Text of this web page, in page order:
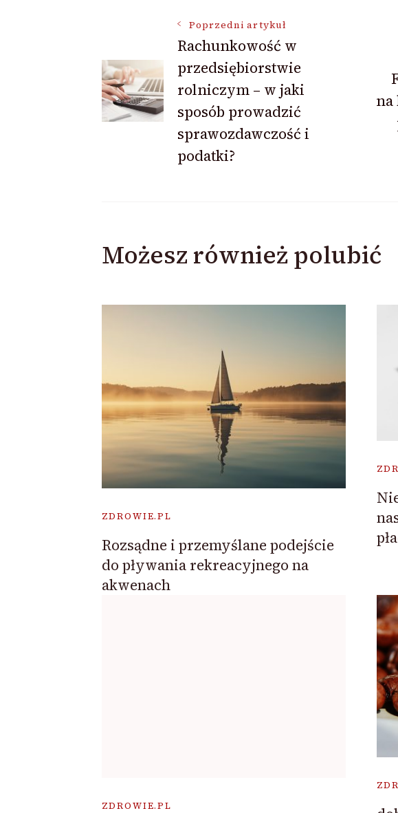
Nawigacja
wpisu
Poprzedni artykuł
Rachunkowość w
przedsiębiorstwie
rolniczym – w jaki
sposób prowadzić
sprawozdawczość i
podatki?
na
Możesz również polubić
ZDROWIE.PL
Rozsądne i przemyślane podejście
do pływania rekreacyjnego na
akwenach
ZDROWIE.PL